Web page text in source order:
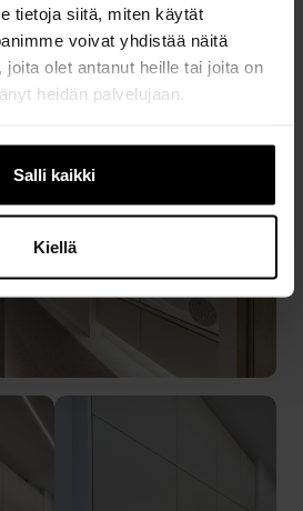
tietoja siitä, miten käytät
voivat yhdistää näitä
joita olet antanut heille tai joita on
heidän palvelujaan.
Salli kaikki
Kiellä